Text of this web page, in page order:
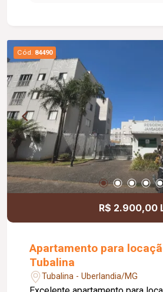
caixas d`água com capacidade
cada; Terreno de esquina com
aproveitamento dos espaços.
Cód. 84490
R$ 2.900,00
Apartamento para
Tubalina
Tubalina - Uberlandia/MG